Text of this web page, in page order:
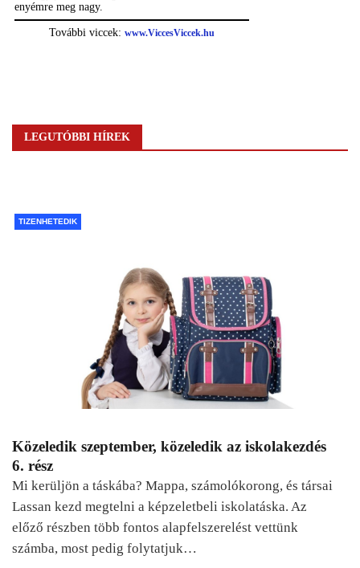
LEGUTÓBBI HÍREK
TIZENHETEDIK
Közeledik szeptember, közeledik az iskolakezdés
6. rész
Mi kerüljön a táskába? Mappa, számolókorong, és társai
Lassan kezd megtelni a képzeletbeli iskolatáska. Az
előző részben több fontos alapfelszerelést vettünk
számba, most pedig folytatjuk…